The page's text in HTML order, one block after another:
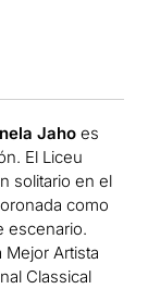
Jaho es
El Liceu
solitario en el
como
escenario.
Mejor Artista
Classical